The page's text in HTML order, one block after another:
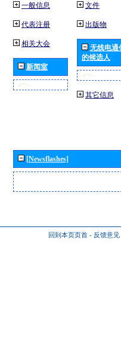
一般信息
代表注册
相关大会
新闻室
文件
出版物
无线电通
的候选人
其它信息
[Newsflashes]
回到本页页首 - 反馈意见